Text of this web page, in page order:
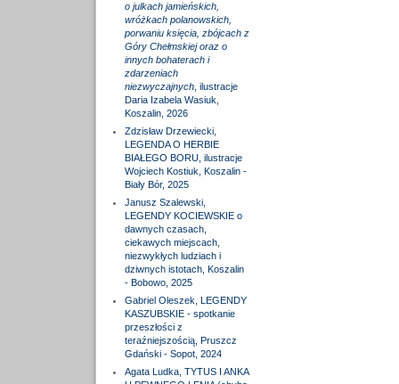
o julkach jamieńskich,
wróżkach polanowskich,
porwaniu księcia, zbójcach z
Góry Chełmskiej oraz o
innych bohaterach i
zdarzeniach
niezwyczajnych, ilustracje
Daria Izabela Wasiuk,
Koszalin, 2026
Zdzisław Drzewiecki,
LEGENDA O HERBIE
BIAŁEGO BORU, ilustracje
Wojciech Kostiuk, Koszalin -
Biały Bór, 2025
Janusz Szalewski,
LEGENDY KOCIEWSKIE o
dawnych czasach,
ciekawych miejscach,
niezwykłych ludziach i
dziwnych istotach, Koszalin
- Bobowo, 2025
Gabriel Oleszek, LEGENDY
KASZUBSKIE - spotkanie
przeszłości z
teraźniejszością, Pruszcz
Gdański - Sopot, 2024
Agata Ludka, TYTUS I ANKA